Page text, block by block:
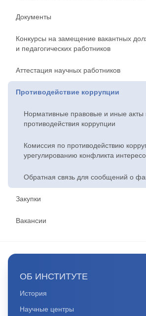
Документы
Конкурсы на замещение вакантных
и педагогических работников
Аттестация научных работников
Противодействие коррупции
Нормативные правовые и иные акты
противодействия коррупции
Комиссия по противодействию
урегулированию конфликта
Обратная связь для сообщений о
Закупки
Вакансии
ОБ ИНСТИТУТЕ
История
Научные центры